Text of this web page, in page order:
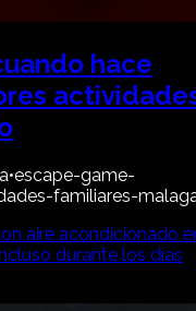
hace
•escape-game-
familiares-
aire acondicionado
durante los días